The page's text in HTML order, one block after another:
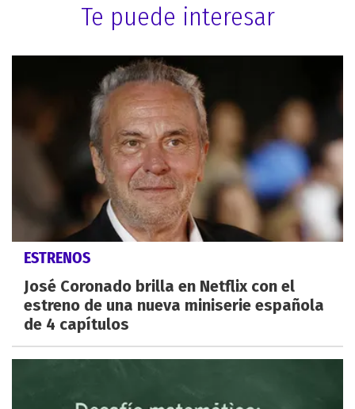
Te puede interesar
ESTRENOS
José Coronado brilla en Netflix con el
estreno de una nueva miniserie española
de 4 capítulos